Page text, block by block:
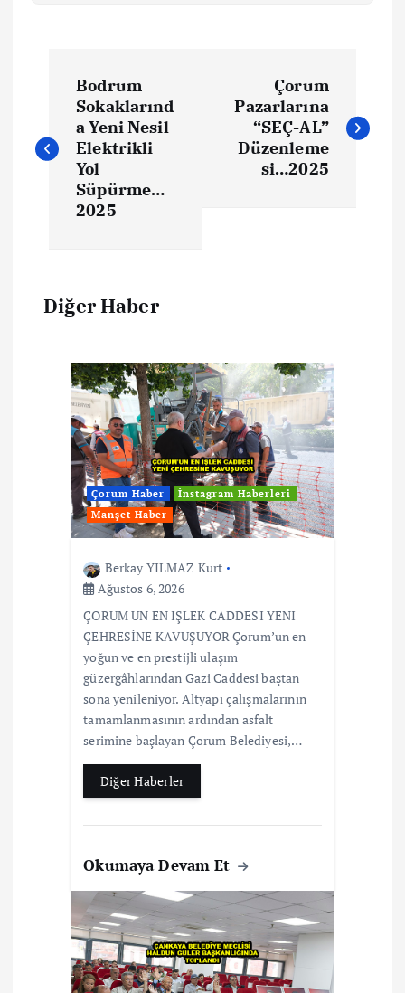
Bodrum
Sokaklarınd
a Yeni Nesil
Elektrikli
Yol
Süpürme…
2025
Çorum
Pazarlarına
“SEÇ-AL”
Düzenleme
si…2025
Diğer Haber
Çorum Haber
İnstagram Haberleri
Manşet Haber
Berkay YILMAZ Kurt
Ağustos 6, 2026
ÇORUM UN EN İŞLEK CADDESİ YENİ
ÇEHRESİNE KAVUŞUYOR Çorum’un en
yoğun ve en prestijli ulaşım
güzergâhlarından Gazi Caddesi baştan
sona yenileniyor. Altyapı çalışmalarının
tamamlanmasının ardından asfalt
serimine başlayan Çorum Belediyesi,…
Diğer Haberler
Okumaya Devam Et